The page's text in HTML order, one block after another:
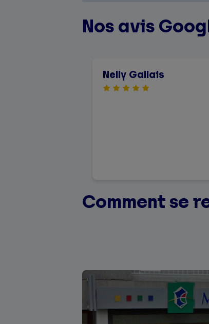
Nos avis
Nelly Gallais
Comment se